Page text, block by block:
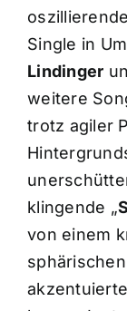
Single in
Lindinger
weitere
trotz agiler
klingende „
von einem